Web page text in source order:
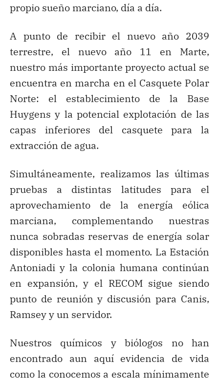
propio sueño marciano, día a día.
A punto de recibir el nuevo año 2039
terrestre, el nuevo año 11 en Marte,
nuestro más importante proyecto actual se
encuentra en marcha en el Casquete Polar
Norte: el establecimiento de la Base
Huygens y la potencial explotación de las
capas inferiores del casquete para la
extracción de agua.
Simultáneamente, realizamos las últimas
pruebas a distintas latitudes para el
aprovechamiento de la energía eólica
marciana, complementando nuestras
nunca sobradas reservas de energía solar
disponibles hasta el momento. La Estación
Antoniadi y la colonia humana continúan
en expansión, y el RECOM sigue siendo
punto de reunión y discusión para Canis,
Ramsey y un servidor.
Nuestros químicos y biólogos no han
encontrado aun aquí evidencia de vida
como la conocemos a escala mínimamente